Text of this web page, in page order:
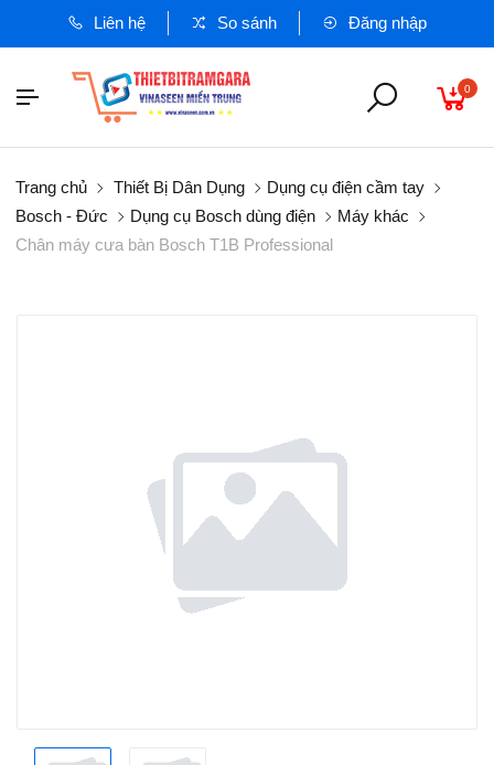
Liên hệ So sánh Đăng nhập
0
Trang chủ Thiết Bị Dân Dụng
Dụng cụ điện cầm tay
Bosch - Đức
Dụng cụ Bosch dùng điện
Máy khác
Chân máy cưa bàn Bosch T1B Professional